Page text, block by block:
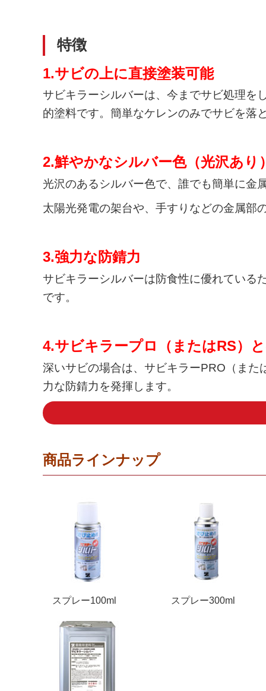
特徴
1.サビの上に直接塗装可能
サビキラーシルバーは、今までサビ処理を
的塗料です。簡単なケレンのみでサビを落
2.鮮やかなシルバー色（光沢あり
光沢のあるシルバー色で、 誰でも簡単に金
太陽光発電の架台や、手すりなどの金属部
3.強力な防錆力
サビキラーシルバーは防食性に優れている
です。
4.サビキラープロ（またはRS）
深いサビの場合は、サビキラーPRO（ま
力な防錆力を発揮します。
商品ラインナップ
スプレー100ml スプレー300ml